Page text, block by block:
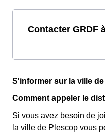
Contacter GRDF
S'informer sur la ville
Comment appeler le
Si vous avez besoin de
la ville de Plescop vous